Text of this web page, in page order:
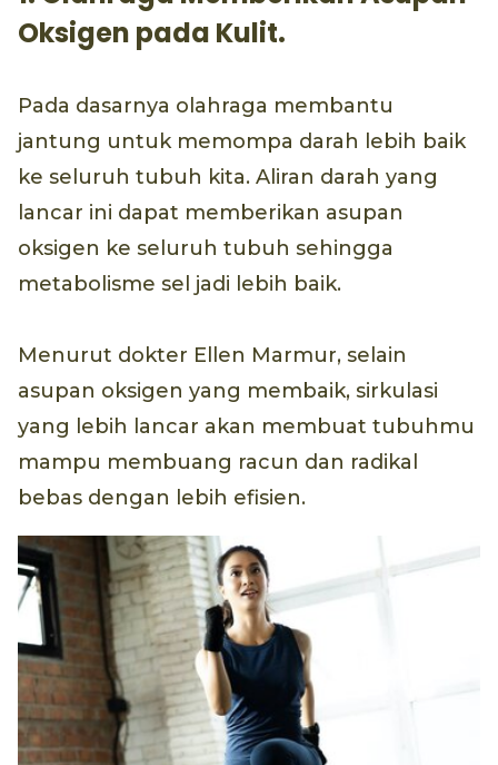
Oksigen pada Kulit.
Pada dasarnya olahraga membantu
jantung untuk memompa darah lebih baik
ke seluruh tubuh kita. Aliran darah yang
lancar ini dapat memberikan asupan
oksigen ke seluruh tubuh sehingga
metabolisme sel jadi lebih baik.
Menurut dokter Ellen Marmur, selain
asupan oksigen yang membaik, sirkulasi
yang lebih lancar akan membuat tubuhmu
mampu membuang racun dan radikal
bebas dengan lebih efisien.